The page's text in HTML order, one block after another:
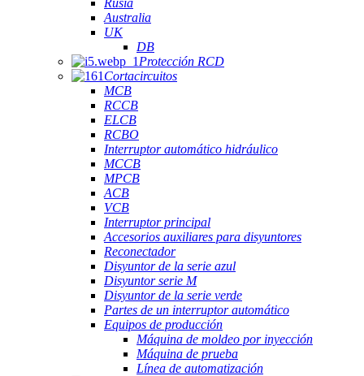
Rusia
Australia
UK
DB
Protección RCD
Cortacircuitos
MCB
RCCB
ELCB
RCBO
Interruptor automático hidráulico
MCCB
MPCB
ACB
VCB
Interruptor principal
Accesorios auxiliares para disyuntores
Reconectador
Disyuntor de la serie azul
Disyuntor serie M
Disyuntor de la serie verde
Partes de un interruptor automático
Equipos de producción
Máquina de moldeo por inyección
Máquina de prueba
Línea de automatización